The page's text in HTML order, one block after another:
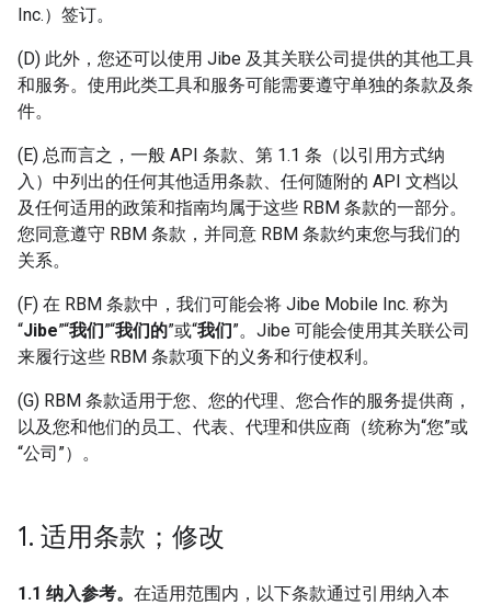
Inc.）签订。
(D) 此外，您还可以使用 Jibe 及其关联公司提供的其他工具
和服务。使用此类工具和服务可能需要遵守单独的条款及条
件。
(E) 总而言之，一般 API 条款、第 1.1 条（以引用方式纳
入）中列出的任何其他适用条款、任何随附的 API 文档以
及任何适用的政策和指南均属于这些 RBM 条款的一部分。
您同意遵守 RBM 条款，并同意 RBM 条款约束您与我们的
关系。
(F) 在 RBM 条款中，我们可能会将 Jibe Mobile Inc. 称为
“Jibe”“我们”“我们的”或“我们”。Jibe 可能会使用其关联公司
来履行这些 RBM 条款项下的义务和行使权利。
(G) RBM 条款适用于您、您的代理、您合作的服务提供商，
以及您和他们的员工、代表、代理和供应商（统称为“您”或
“公司”）。
1. 适用条款；修改
1.1 纳入参考。 在适用范围内，以下条款通过引用纳入本